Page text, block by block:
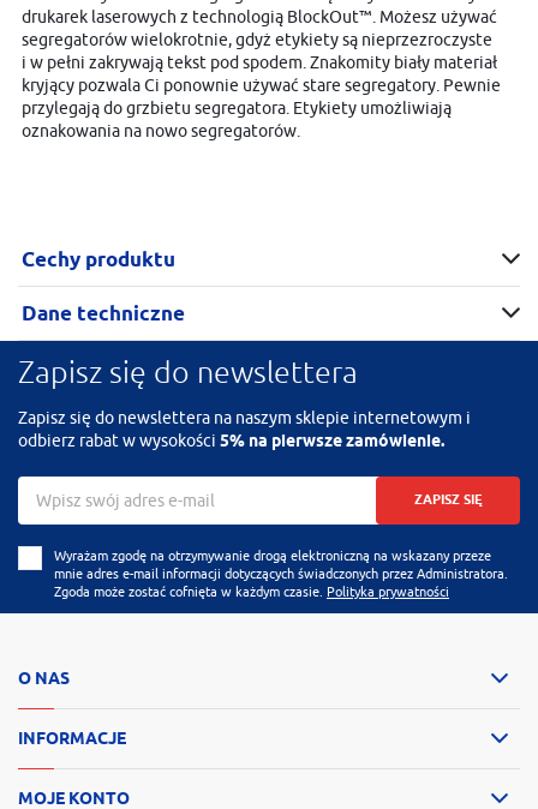
drukarek laserowych z technologią BlockOut™. Możesz używać
segregatorów wielokrotnie, gdyż etykiety są nieprzezroczyste
i w pełni zakrywają tekst pod spodem. Znakomity biały materiał
kryjący pozwala Ci ponownie używać stare segregatory. Pewnie
przylegają do grzbietu segregatora. Etykiety umożliwiają
oznakowania na nowo segregatorów.
Cechy produktu
Dane techniczne
Zapisz się do newslettera
Zapisz się do newslettera na naszym sklepie internetowym i
odbierz rabat w wysokości 5% na pierwsze zamówienie.
ZAPISZ SIĘ
Wyrażam zgodę na otrzymywanie drogą elektroniczną na wskazany przeze
mnie adres e-mail informacji dotyczących świadczonych przez Administratora.
Zgoda może zostać cofnięta w każdym czasie. Polityka prywatności
O NAS
INFORMACJE
MOJE KONTO